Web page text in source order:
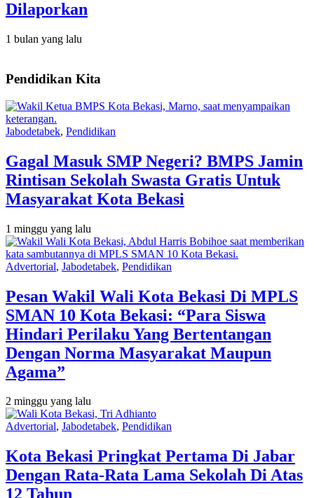
Dilaporkan
1 bulan yang lalu
Pendidikan Kita
Jabodetabek, Pendidikan
Gagal Masuk SMP Negeri? BMPS Jamin
Rintisan Sekolah Swasta Gratis Untuk
Masyarakat Kota Bekasi
1 minggu yang lalu
Advertorial, Jabodetabek, Pendidikan
Pesan Wakil Wali Kota Bekasi Di MPLS
SMAN 10 Kota Bekasi: “Para Siswa
Hindari Perilaku Yang Bertentangan
Dengan Norma Masyarakat Maupun
Agama”
2 minggu yang lalu
Advertorial, Jabodetabek, Pendidikan
Kota Bekasi Pringkat Pertama Di Jabar
Dengan Rata-Rata Lama Sekolah Di Atas
12 Tahun